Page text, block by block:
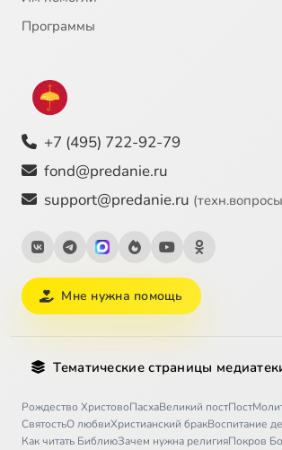
Программы
+7 (495) 722-92-79
fond@predanie.ru
support@predanie.ru
Мне нужна помощь
Тематические страницы
Рождество ХристовоПасхаВеликий постПост
СвятостьО любвиХристианский бракВоспитание
Как читать БиблиюЗачем нужна религияПокров